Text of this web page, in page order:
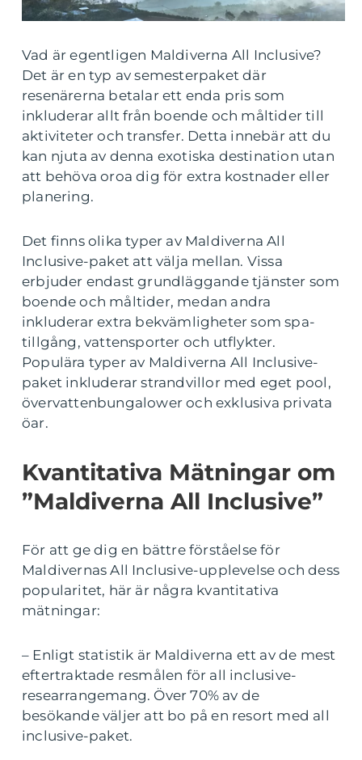
Vad är egentligen Maldiverna All Inclusive?
Det är en typ av semesterpaket där
resenärerna betalar ett enda pris som
inkluderar allt från boende och måltider till
aktiviteter och transfer. Detta innebär att du
kan njuta av denna exotiska destination utan
att behöva oroa dig för extra kostnader eller
planering.
Det finns olika typer av Maldiverna All
Inclusive-paket att välja mellan. Vissa
erbjuder endast grundläggande tjänster som
boende och måltider, medan andra
inkluderar extra bekvämligheter som spa-
tillgång, vattensporter och utflykter.
Populära typer av Maldiverna All Inclusive-
paket inkluderar strandvillor med eget pool,
övervattenbungalower och exklusiva privata
öar.
Kvantitativa Mätningar om
”Maldiverna All Inclusive”
För att ge dig en bättre förståelse för
Maldivernas All Inclusive-upplevelse och dess
popularitet, här är några kvantitativa
mätningar:
– Enligt statistik är Maldiverna ett av de mest
eftertraktade resmålen för all inclusive-
researrangemang. Över 70% av de
besökande väljer att bo på en resort med all
inclusive-paket.